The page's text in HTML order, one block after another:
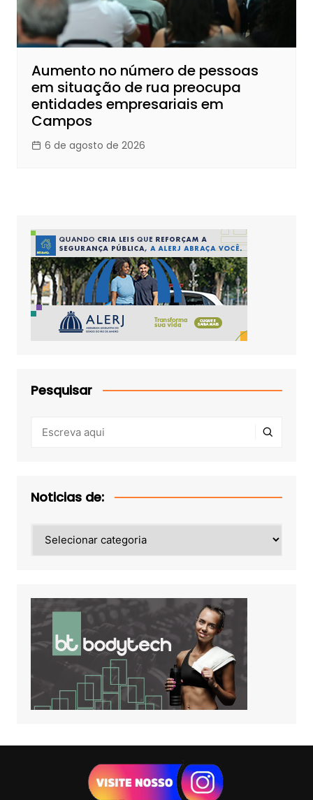
Aumento no número de pessoas
em situação de rua preocupa
entidades empresariais em
Campos
6 de agosto de 2026
Pesquisar
Noticias de:
de: